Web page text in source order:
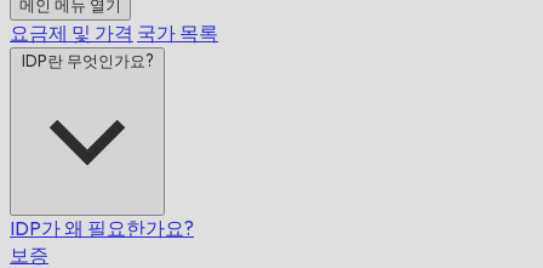
메인 메뉴 열기
요금제 및 가격 국가 목록
IDP란 무엇인가요?
IDP가 왜 필요한가요?
보증